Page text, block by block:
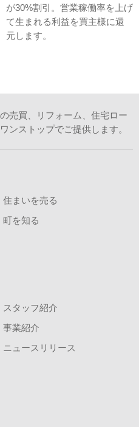
が30%割引。営業稼働率を上げ
て生まれる利益を買主様に還
元します。
売買、リフォーム、住宅ロー
ンストップでご提供します。
住まいを売る
町を知る
スタッフ紹介
事業紹介
ニュースリリース